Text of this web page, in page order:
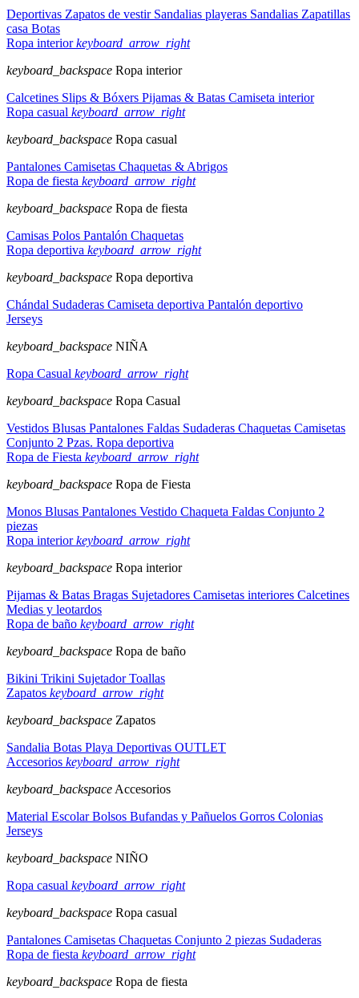
Deportivas Zapatos de vestir Sandalias playeras Sandalias Zapatillas
casa Botas
Ropa interiorkeyboard_arrow_right
keyboard_backspace Ropa interior
Calcetines Slips & Bóxers Pijamas & Batas Camiseta interior
Ropa casual keyboard_arrow_right
keyboard_backspace Ropa casual
Pantalones Camisetas Chaquetas & Abrigos
Ropa de fiesta keyboard_arrow_right
keyboard_backspace Ropa de fiesta
Camisas Polos Pantalón Chaquetas
Ropa deportiva keyboard_arrow_right
keyboard_backspace Ropa deportiva
Chándal Sudaderas Camiseta deportiva Pantalón deportivo
Jerseys
keyboard_backspace NIÑA
Ropa Casual keyboard_arrow_right
keyboard_backspace Ropa Casual
Vestidos Blusas Pantalones Faldas Sudaderas Chaquetas Camisetas
Conjunto 2 Pzas. Ropa deportiva
Ropa de Fiesta keyboard_arrow_right
keyboard_backspace Ropa de Fiesta
Monos Blusas Pantalones Vestido Chaqueta Faldas Conjunto 2
piezas
Ropa interiorkeyboard_arrow_right
keyboard_backspace Ropa interior
Pijamas & Batas Bragas Sujetadores Camisetas interiores Calcetines
Medias y leotardos
Ropa de baño keyboard_arrow_right
keyboard_backspace Ropa de baño
Bikini Trikini SujetadorToallas
Zapatos keyboard_arrow_right
keyboard_backspace Zapatos
Sandalia Botas Playa Deportivas OUTLET
Accesorios keyboard_arrow_right
keyboard_backspace Accesorios
Material EscolarBolsos Bufandas y Pañuelos Gorros Colonias
Jerseys
keyboard_backspace NIÑO
Ropa casual keyboard_arrow_right
keyboard_backspace Ropa casual
Pantalones Camisetas Chaquetas Conjunto 2 piezas Sudaderas
Ropa de fiesta keyboard_arrow_right
keyboard_backspace Ropa de fiesta